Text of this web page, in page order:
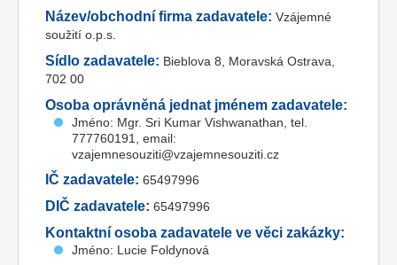
Název/obchodní firma zadavatele: Vzájemné
soužití o.p.s.
Sídlo zadavatele: Bieblova 8, Moravská Ostrava,
702 00
Osoba oprávněná jednat jménem zadavatele:
Jméno: Mgr. Sri Kumar Vishwanathan, tel.
777760191, email:
vzajemnesouziti@vzajemnesouziti.cz
IČ zadavatele: 65497996
DIČ zadavatele: 65497996
Kontaktní osoba zadavatele ve věci zakázky:
Jméno: Lucie Foldynová